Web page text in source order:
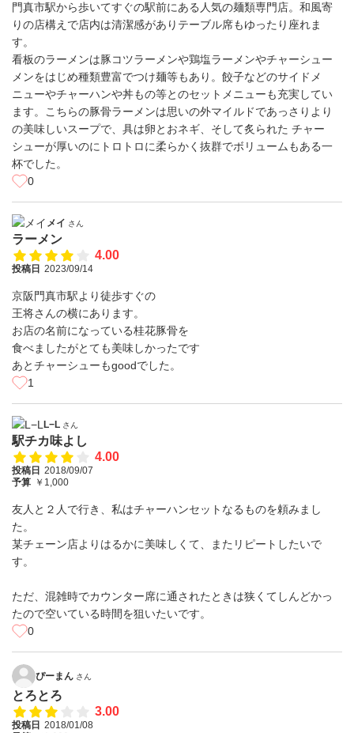
門真市駅から歩いてすぐの駅前にある人気の麺類専門店。和風寄
りの店構えで店内は清潔感がありテーブル席もゆったり座れま
す。
看板のラーメンは豚コツラーメンや鶏塩ラーメンやチャーシュー
メンをはじめ種類豊富でつけ麺等もあり。餃子などのサイドメ
ニューやチャーハンや丼もの等とのセットメニューも充実してい
ます。こちらの豚骨ラーメンは思いの外マイルドであっさりより
の美味しいスープで、具は卵とおネギ、そして炙られた チャー
シューが厚いのにトロトロに柔らかく抜群でボリュームもある一
杯でした。
0
メイ さん
ラーメン
4.00
投稿日 2023/09/14
京阪門真市駅より徒歩すぐの
王将さんの横にあります。
お店の名前になっている桂花豚骨を
食べましたがとても美味しかったです
あとチャーシューもgoodでした。
1
L−L さん
駅チカ味よし
4.00
投稿日 2018/09/07
予算 ￥1,000
友人と２人で行き、私はチャーハンセットなるものを頼みまし
た。
某チェーン店よりはるかに美味しくて、またリピートしたいで
す。
ただ、混雑時でカウンター席に通されたときは狭くてしんどかっ
たので空いている時間を狙いたいです。
0
ぴーまん さん
とろとろ
3.00
投稿日 2018/01/08